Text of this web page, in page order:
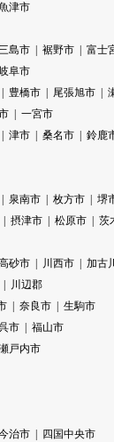
津市
島市 裾野市 富士
阜市
豊橋市 尾張旭市
一宮市
津市 桑名市
鈴鹿
泉南市 枚方市 堺
摂津市 松原市 茨
砂市 川西市 加古
川辺郡
奈良市
生駒市
市
福山市
戸内市
治市
四国中央市